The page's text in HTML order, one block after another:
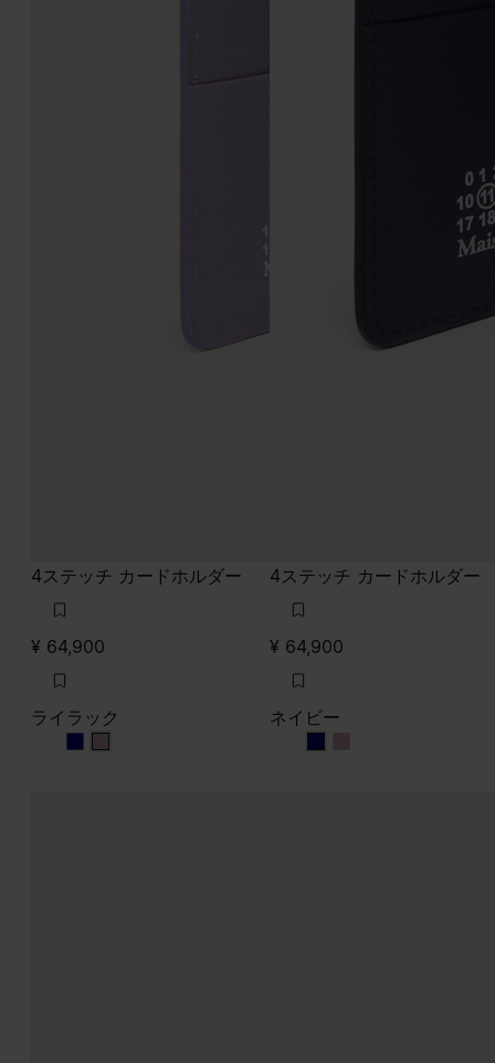
4ステッチ カードホルダー
¥ 64,900
ライラック
ライラック
ライラック
4ステッチ カードホルダー
¥ 64,900
ネイビー
ネイビー